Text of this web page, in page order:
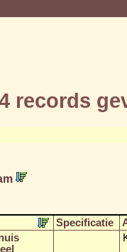
records
Specificatie